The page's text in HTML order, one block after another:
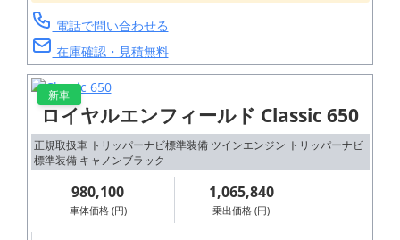
電話で問い合わせる
在庫確認・見積無料
新車
ロイヤルエンフィールド Classic 650
正規取扱車 トリッパーナビ標準装備 ツインエンジン トリッパーナビ
標準装備 キャノンブラック
980,100
車体価格 (円)
1,065,840
乗出価格 (円)